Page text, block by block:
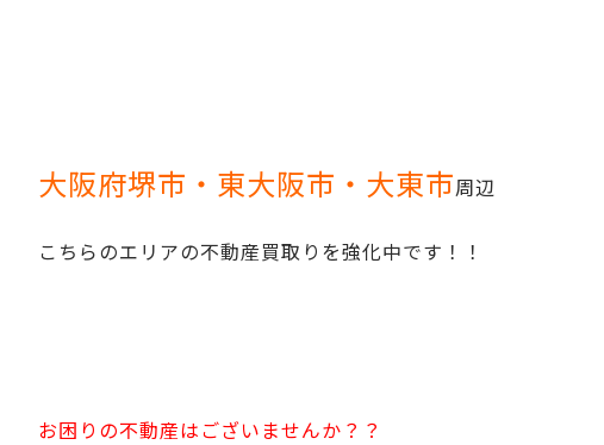
大阪府堺市・東大阪市・大東市周辺
こちらのエリアの不動産買取りを強化中です！！
お困りの不動産はございませんか？？